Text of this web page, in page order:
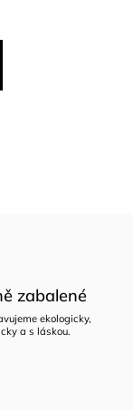
zabalené
ekologicky,
a s láskou.